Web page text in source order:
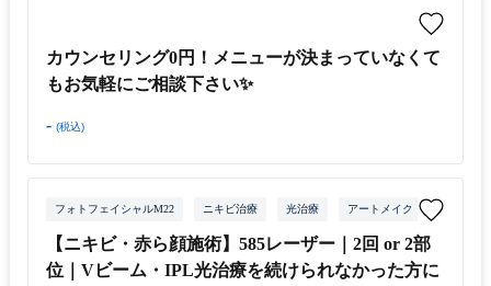
カウンセリング0円！メニューが決まっていなくて
もお気軽にご相談下さい✨
- (税込)
フォトフェイシャルM22 ニキビ治療 光治療 アートメイク
【ニキビ・赤ら顔施術】585レーザー｜2回 or 2部
位｜Vビーム・IPL光治療を続けられなかった方に